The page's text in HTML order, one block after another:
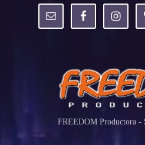
FREEDOM Productora -